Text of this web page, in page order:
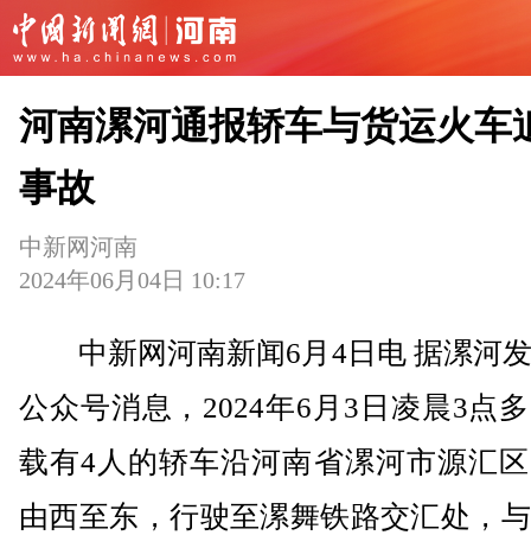
河南漯河通报轿车与货运火车
事故
中新网河南
2024年06月04日 10:17
中新网河南新闻6月4日电 据漯河
公众号消息，2024年6月3日凌晨3点
载有4人的轿车沿河南省漯河市源汇
由西至东，行驶至漯舞铁路交汇处，